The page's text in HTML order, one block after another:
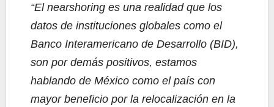
“El nearshoring es una realidad que los
datos de instituciones globales como el
Banco Interamericano de Desarrollo (BID),
son por demás positivos, estamos
hablando de México como el país con
mayor beneficio por la relocalización en la